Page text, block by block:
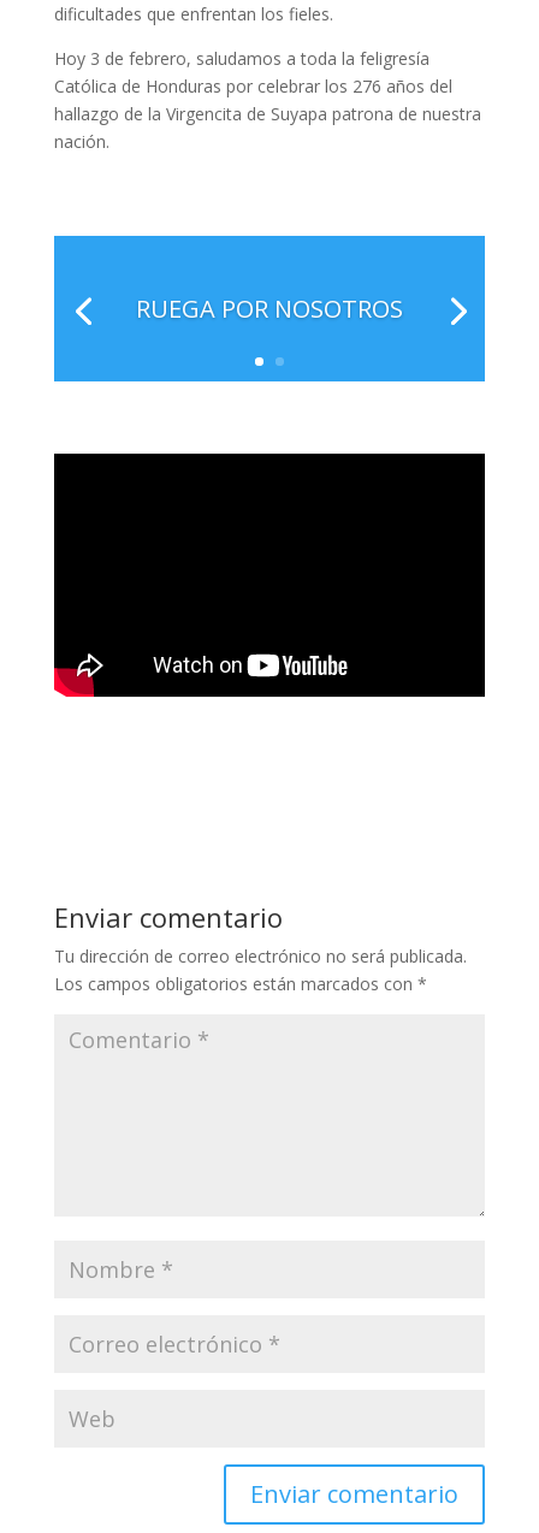
dificultades que enfrentan los fieles.
Hoy 3 de febrero, saludamos a toda la feligresía
Católica de Honduras por celebrar los 276 años del
hallazgo de la Virgencita de Suyapa patrona de nuestra
nación.
RUEGA POR NOSOTROS
Enviar comentario
Tu dirección de correo electrónico no será publicada.
Los campos obligatorios están marcados con *